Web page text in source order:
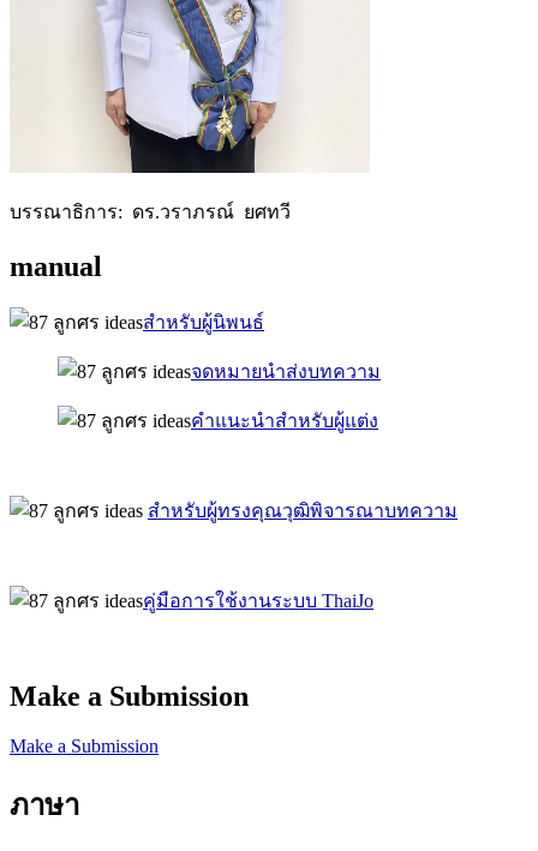
บรรณาธิการ: ดร.วราภรณ์ ยศทวี
manual
สำหรับผู้นิพนธ์
จดหมายนำส่งบทความ
คำแนะนำสำหรับผู้แต่ง
สำหรับผู้ทรงคุณวุฒิพิจารณาบทความ
คู่มือการใช้งานระบบ ThaiJo
Make a Submission
Make a Submission
ภาษา